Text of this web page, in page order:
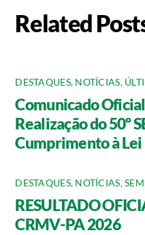
Related
DESTAQUES, NOTÍCIAS,
Comunicado
Realização do 50º
Cumprimento à Lei
DESTAQUES, NOTÍCIAS,
RESULTADO
CRMV-PA 2026